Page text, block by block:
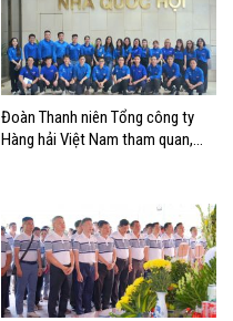
Đoàn Thanh niên Tổng công ty
Hàng hải Việt Nam tham quan,